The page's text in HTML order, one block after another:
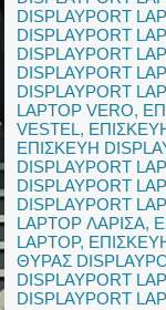
DISPLAYPORT
DISPLAYPORT
DISPLAYPORT
DISPLAYPORT
DISPLAYPORT
LAPTOP VERO,
VESTEL,
ΕΠΙΣΚΕΥΗ
DISPLAYPORT
DISPLAYPORT
DISPLAYPORT
LAPTOP ΛΑΡΙΣΑ,
LAPTOP,
ΘΥΡΑΣ
DISPLAYPORT
DISPLAYPORT